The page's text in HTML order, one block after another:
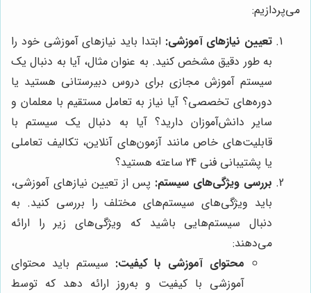
می‌پردازیم:
تعیین نیازهای آموزشی: ابتدا باید نیازهای آموزشی خود را
به طور دقیق مشخص کنید. به عنوان مثال، آیا به دنبال یک
سیستم آموزش مجازی برای دروس دبیرستانی هستید یا
دوره‌های تخصصی؟ آیا نیاز به تعامل مستقیم با معلمان و
سایر دانش‌آموزان دارید؟ آیا به دنبال یک سیستم با
قابلیت‌های خاص مانند آزمون‌های آنلاین، تکالیف تعاملی
یا پشتیبانی فنی 24 ساعته هستید؟
بررسی ویژگی‌های سیستم: پس از تعیین نیازهای آموزشی،
باید ویژگی‌های سیستم‌های مختلف را بررسی کنید. به
دنبال سیستم‌هایی باشید که ویژگی‌های زیر را ارائه
می‌دهند:
محتوای آموزشی با کیفیت: سیستم باید محتوای
آموزشی با کیفیت و به‌روز ارائه دهد که توسط